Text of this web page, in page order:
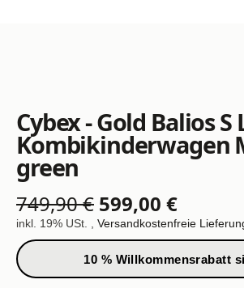
Cybex - Gold Balios S
Kombikinderwagen
green
749,90 € 599,00 €
inkl. 19% USt. , Versandkostenfreie
10 % Willkommensrabatt